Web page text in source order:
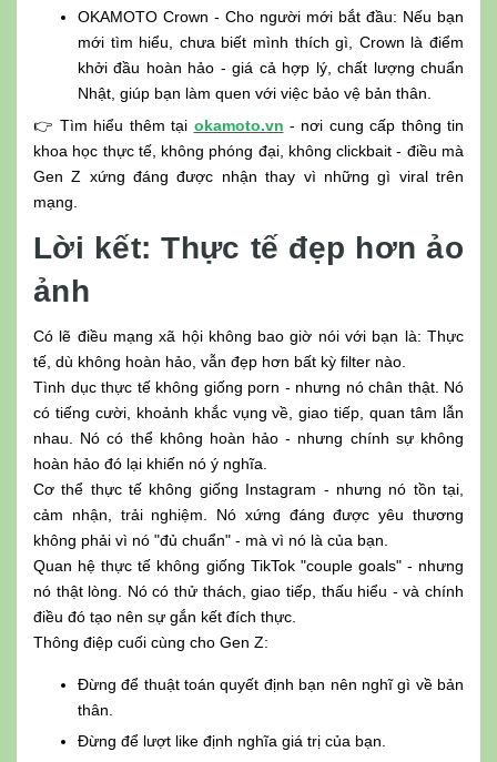
OKAMOTO Crown - Cho người mới bắt đầu: Nếu bạn
mới tìm hiểu, chưa biết mình thích gì, Crown là điểm
khởi đầu hoàn hảo - giá cả hợp lý, chất lượng chuẩn
Nhật, giúp bạn làm quen với việc bảo vệ bản thân.
👉 Tìm hiểu thêm tại okamoto.vn - nơi cung cấp thông tin
khoa học thực tế, không phóng đại, không clickbait - điều mà
Gen Z xứng đáng được nhận thay vì những gì viral trên
mạng.
Lời kết: Thực tế đẹp hơn ảo
ảnh
Có lẽ điều mạng xã hội không bao giờ nói với bạn là: Thực
tế, dù không hoàn hảo, vẫn đẹp hơn bất kỳ filter nào.
Tình dục thực tế không giống porn - nhưng nó chân thật. Nó
có tiếng cười, khoảnh khắc vụng về, giao tiếp, quan tâm lẫn
nhau. Nó có thể không hoàn hảo - nhưng chính sự không
hoàn hảo đó lại khiến nó ý nghĩa.
Cơ thể thực tế không giống Instagram - nhưng nó tồn tại,
cảm nhận, trải nghiệm. Nó xứng đáng được yêu thương
không phải vì nó "đủ chuẩn" - mà vì nó là của bạn.
Quan hệ thực tế không giống TikTok "couple goals" - nhưng
nó thật lòng. Nó có thử thách, giao tiếp, thấu hiểu - và chính
điều đó tạo nên sự gắn kết đích thực.
Thông điệp cuối cùng cho Gen Z:
Đừng để thuật toán quyết định bạn nên nghĩ gì về bản
thân.
Đừng để lượt like định nghĩa giá trị của bạn.